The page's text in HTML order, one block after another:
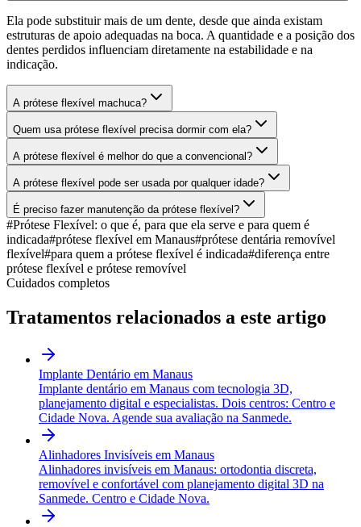
Ela pode substituir mais de um dente, desde que ainda existam
estruturas de apoio adequadas na boca. A quantidade e a posição dos
dentes perdidos influenciam diretamente na estabilidade e na
indicação.
A prótese flexível machuca?
Quem usa prótese flexível precisa dormir com ela?
A prótese flexível é melhor do que a convencional?
A prótese flexível pode ser usada por qualquer idade?
É preciso fazer manutenção da prótese flexível?
#Prótese Flexível: o que é, para que ela serve e para quem é
indicada#prótese flexível em Manaus#prótese dentária removível
flexível#para quem a prótese flexível é indicada#diferença entre
prótese flexível e prótese removível
Cuidados completos
Tratamentos relacionados a este artigo
Implante Dentário em Manaus
Implante dentário em Manaus com tecnologia 3D,
planejamento digital e especialistas. Dois centros: Centro e
Cidade Nova. Agende sua avaliação na Sanmede.
Alinhadores Invisíveis em Manaus
Alinhadores invisíveis em Manaus: ortodontia discreta,
removível e confortável com planejamento digital 3D na
Sanmede. Centro e Cidade Nova.